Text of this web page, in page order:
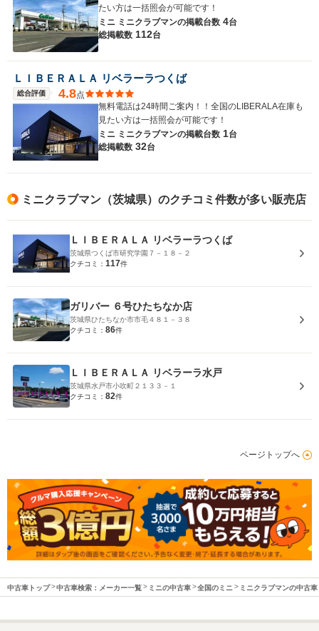
たい方は一括照会が可能です！
ミニ ミニクラブマンの掲載台数 4台
総掲載数 112台
ＬＩＢＥＲＡＬＡ リベラーラつくば
総合評価 4.8点
無料電話は24時間ご案内！！全国のLIBERALA在庫も
見たい方は一括照会が可能です！
ミニ ミニクラブマンの掲載台数 1台
総掲載数 32台
ミニクラブマン（茨城県）のクチコミ件数が多い販売店
ＬＩＢＥＲＡＬＡ リベラーラつくば
茨城県つくば市研究学園７－１８－２
クチコミ： 117件
ガリバー ６号ひたちなか店
茨城県ひたちなか市市毛４８１－３８
クチコミ： 86件
ＬＩＢＥＲＡＬＡ リベラーラ水戸
茨城県水戸市小吹町２１３３－１
クチコミ： 82件
ページトップへ
中古車トップ 中古車検索：メーカー一覧 ミニの中古車 全国のミニ ミニクラブマンの中古車